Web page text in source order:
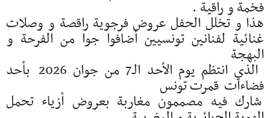
فخمة و راقية .
هذا و تخلل الحفل عروض فرجوية راقصة و وصلات
غنائية لفنانين تونسيين أضافوا جوا من الفرحة و
البهجة
الذي انتظم يوم الأحد الـ7 من جوان 2026 بأحد
فضاءات قمرت تونس
شارك فيه مصممون مغاربة بعروض أزياء تحمل